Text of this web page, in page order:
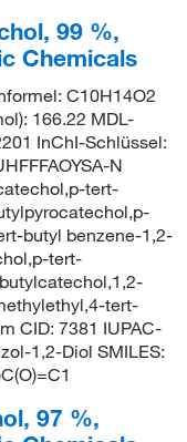
99 %,
Chemicals
C10H14O2
166.22 MDL-
InChI-Schlüssel:
N
tert-
butyl benzene-1,2-
tert-
tert-
CID: 7381 IUPAC-
1,2-Diol SMILES:
97 %,